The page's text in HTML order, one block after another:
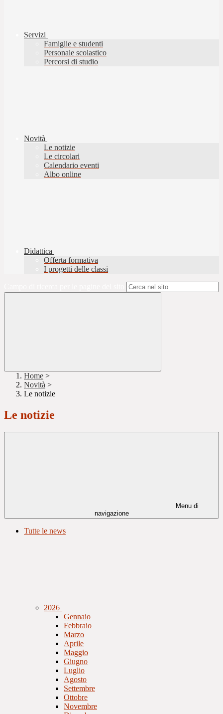
Servizi
Famiglie e studenti
Personale scolastico
Percorsi di studio
Novità
Le notizie
Le circolari
Calendario eventi
Albo online
Didattica
Offerta formativa
I progetti delle classi
Home >
Novità >
Le notizie
Le notizie
Menu di
navigazione
Tutte le news
2026
Gennaio
Febbraio
Marzo
Aprile
Maggio
Giugno
Luglio
Agosto
Settembre
Ottobre
Novembre